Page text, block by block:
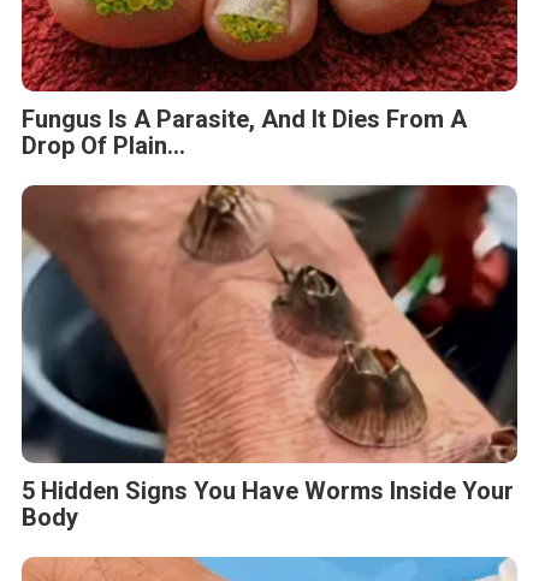
Fungus Is A Parasite, And It Dies From A
Drop Of Plain...
5 Hidden Signs You Have Worms Inside Your
Body